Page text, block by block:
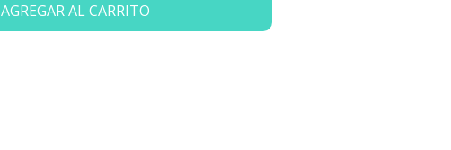
AGREGAR AL CARRITO